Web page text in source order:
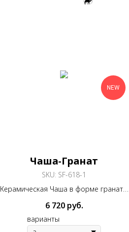
NEW
Чаша-Гранат
SKU: SF-618-1
Керамическая Чаша в форме граната,
6 720 руб.
варианты